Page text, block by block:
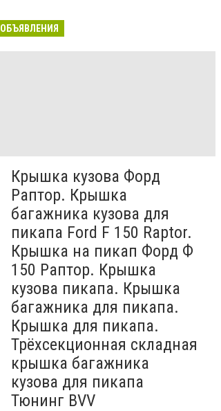
ОБЪЯВЛЕНИЯ
Крышка кузова Форд
Раптор. Крышка
багажника кузова для
пикапа Ford F 150 Raptor.
Крышка на пикап Форд Ф
150 Раптор. Крышка
кузова пикапа. Крышка
багажника для пикапа.
Крышка для пикапа.
Трёхсекционная складная
крышка багажника
кузова для пикапа
Тюнинг BVV